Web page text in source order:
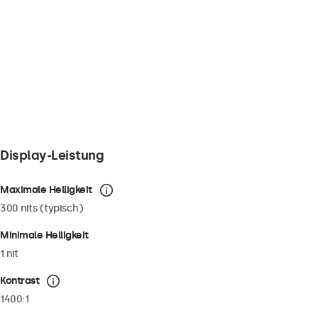
Display-Leistung
Maximale Helligkeit
300 nits (typisch)
Minimale Helligkeit
1 nit
Kontrast
1400:1